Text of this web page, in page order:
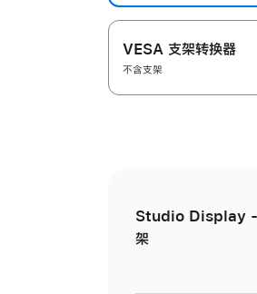
VESA 支架转换器
不含支架
Studio Display -
架